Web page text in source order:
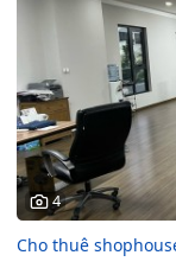
4
Cho thuê